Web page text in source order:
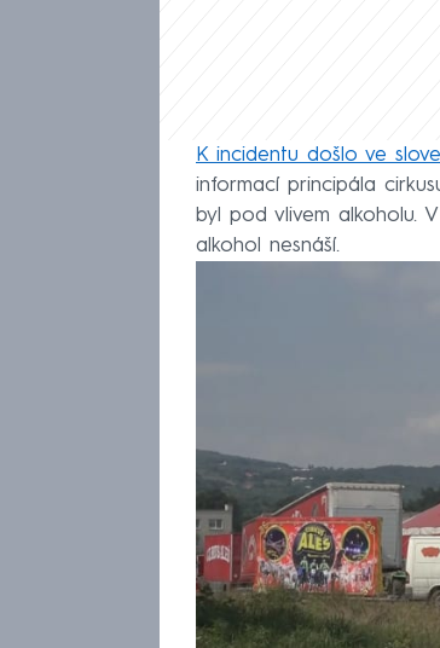
K incidentu došlo ve
informací principála
byl pod vlivem alkoholu.
alkohol nesnáší.